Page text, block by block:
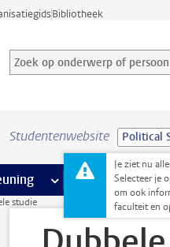
Bibliotheek
Zoek op onderwerp of persoon
Zoekterm
Studentenwebsite Political
Je ziet nu
Selecteer je
om ook
faculteit en
pagina’smeer Ondersteuning
Faciliteiten
studie